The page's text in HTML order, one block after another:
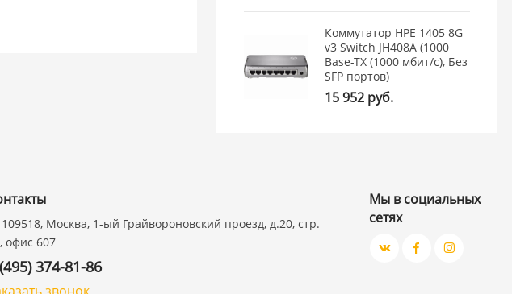
Коммутатор HPE 1405 8G
v3 Switch JH408A (1000
Base-TX (1000 мбит/с), Без
SFP портов)
15 952 руб.
109518, Москва, 1-ый Грайвороновский проезд, д.20, стр.
офис 607
374-81-86
Мы в социальных
сетях